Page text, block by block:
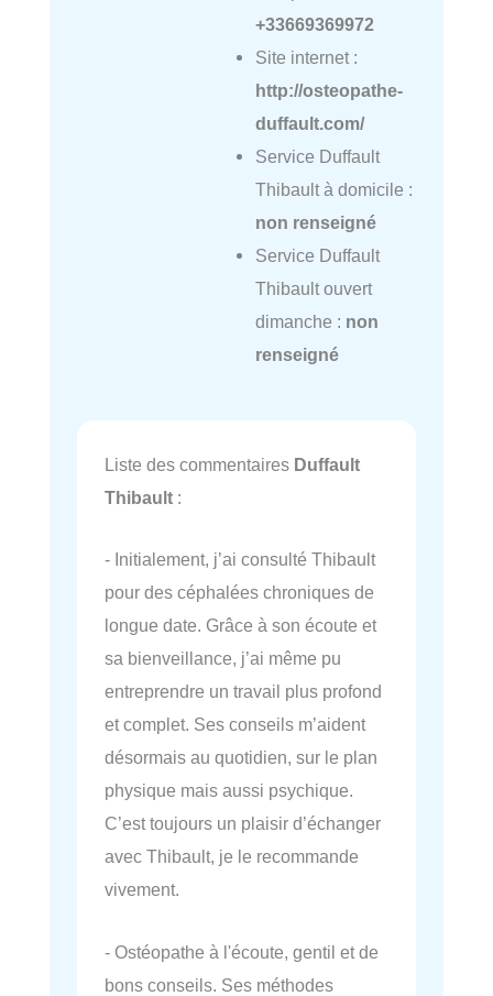
+33669369972
Site internet :
http://osteopathe-
duffault.com/
Service Duffault
Thibault à domicile :
non renseigné
Service Duffault
Thibault ouvert
dimanche : non
renseigné
Liste des commentaires Duffault
Thibault :
- Initialement, j’ai consulté Thibault
pour des céphalées chroniques de
longue date. Grâce à son écoute et
sa bienveillance, j’ai même pu
entreprendre un travail plus profond
et complet. Ses conseils m’aident
désormais au quotidien, sur le plan
physique mais aussi psychique.
C’est toujours un plaisir d’échanger
avec Thibault, je le recommande
vivement.
- Ostéopathe à l'écoute, gentil et de
bons conseils. Ses méthodes